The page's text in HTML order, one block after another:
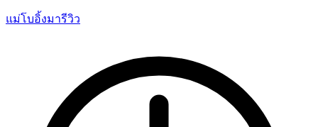
แม่โบอิ้งมารีวิว